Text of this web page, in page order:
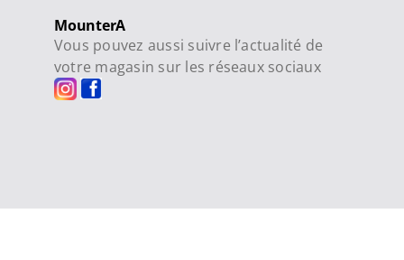
MounterA
Vous pouvez aussi suivre l’actualité de
votre magasin sur les réseaux sociaux